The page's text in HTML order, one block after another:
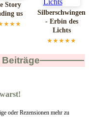
Story
us
Silberschwingen
- Erbin des
Lichts
★★★★★
oder Rezensionen mehr zu